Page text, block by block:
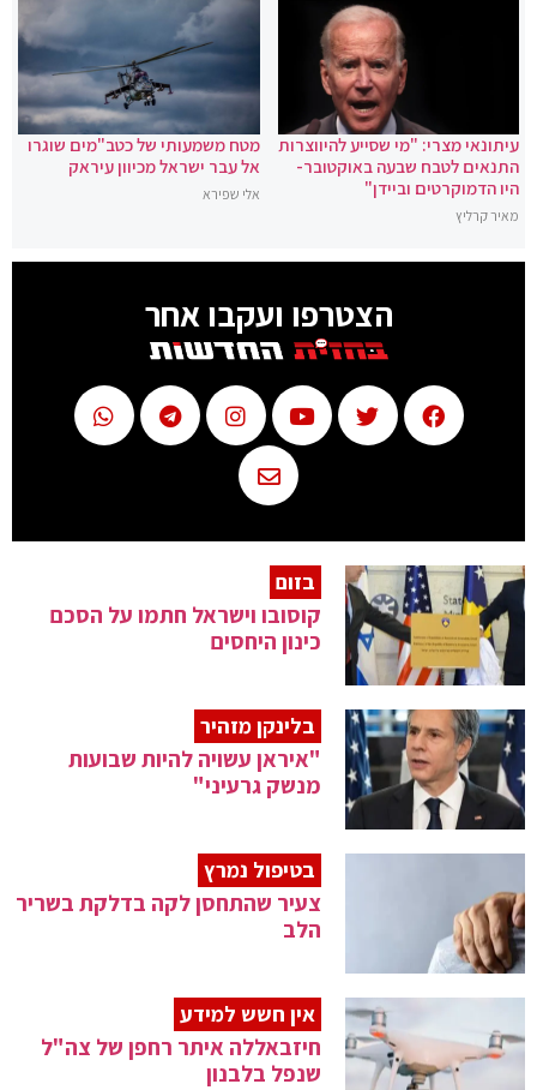
עיתונאי מצרי: "מי שסייע להיווצרות
התנאים לטבח שבעה באוקטובר-
היו הדמוקרטים וביידן"
מאיר קרליץ
מטח משמעותי של כטב"מים שוגרו
אל עבר ישראל מכיוון עיראק
אלי שפירא
הצטרפו ועקבו אחר
בזום
קוסובו וישראל חתמו על הסכם
כינון היחסים
בלינקן מזהיר
"איראן עשויה להיות שבועות
מנשק גרעיני"
בטיפול נמרץ
צעיר שהתחסן לקה בדלקת בשריר
הלב
אין חשש למידע
חיזבאללה איתר רחפן של צה"ל
שנפל בלבנון